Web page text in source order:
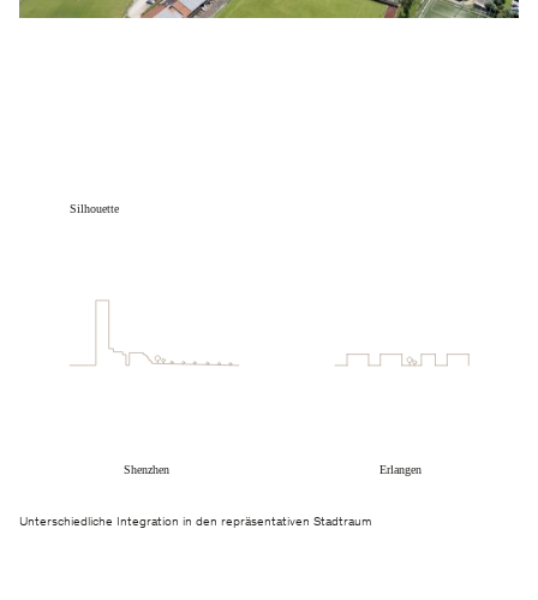
Unterschiedliche Integration in den repräsentativen Stadtraum